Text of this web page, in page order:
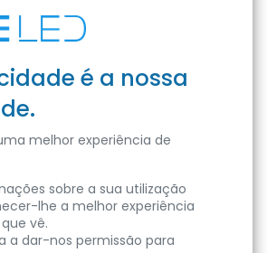
é a nossa
melhor experiência de
sobre a sua utilização
lhe a melhor experiência
vê.
a dar-nos permissão para